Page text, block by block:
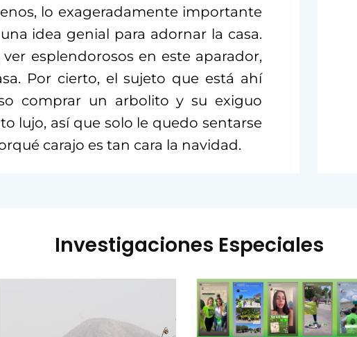
lo exageradamente importante
idea genial para adornar la casa.
esplendorosos en este aparador,
Por cierto, el sujeto que está ahí
comprar un arbolito y su exiguo
lujo, así que solo le quedo sentarse
carajo es tan cara la navidad.
Investigaciones Especiales